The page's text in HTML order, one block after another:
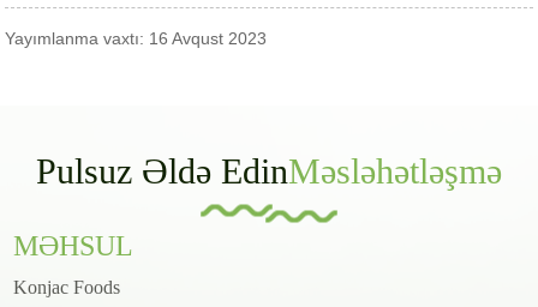
Yayımlanma vaxtı: 16 Avqust 2023
Pulsuz Əldə EdinMəsləhətləşmə
MƏHSUL
Konjac Foods